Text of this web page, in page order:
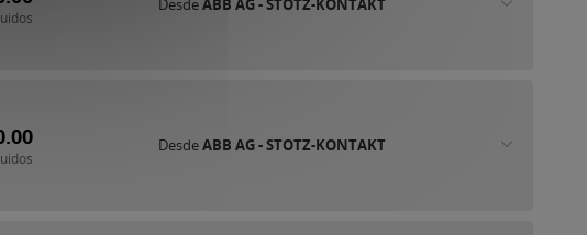
DesdeABB AG - STOTZ-KONTAKT